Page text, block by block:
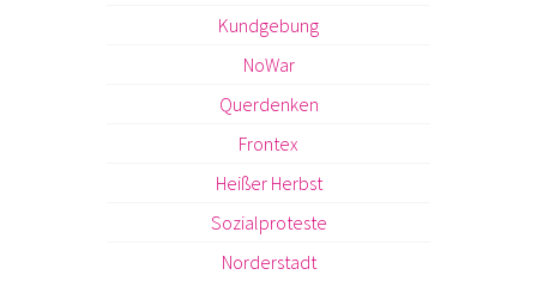
Kundgebung
NoWar
Querdenken
Frontex
Heißer Herbst
Sozialproteste
Norderstadt